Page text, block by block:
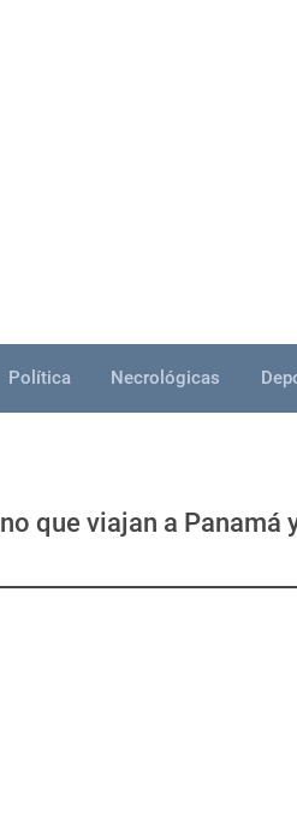
Política Necrológicas
que viajan a Panamá